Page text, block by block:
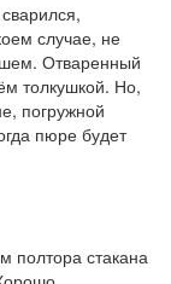
случае, не
Отваренный
толкушкой. Но,
погружной
пюре будет
полтора стакана